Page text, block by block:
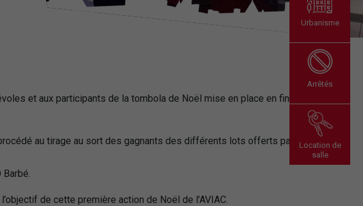
Urbanisme
Arrêtés
Location de
salle
et aux participants de la tombola de Noël mise en place en fin
au tirage au sort des gagnants des différents lots offerts par les
de cette première action de Noël de l’AVIAC.